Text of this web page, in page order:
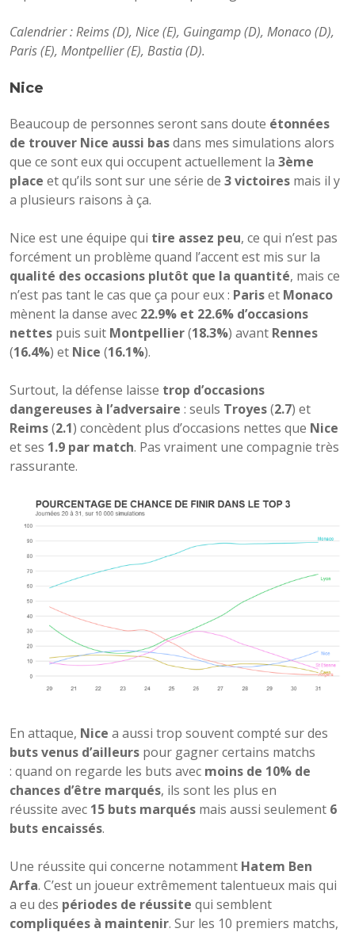
Calendrier : Reims (D), Nice (E), Guingamp (D), Monaco (D),
Paris (E), Montpellier (E), Bastia (D).
Nice
Beaucoup de personnes seront sans doute étonnées
de trouver Nice aussi basdans mes simulations alors
que ce sont eux qui occupent actuellement la 3ème
place et qu’ils sont sur une série de 3 victoires mais il y
a plusieurs raisons à ça.
Nice est une équipe qui tire assez peu, ce qui n’est pas
forcément un problème quand l’accent est mis sur la
qualité des occasions plutôt que la quantité, mais ce
n’est pas tant le cas que ça pour eux : Pariset Monaco
mènent la danse avec 22.9% et 22.6% d’occasions
nettes puis suit Montpellier(18.3%) avant Rennes
(16.4%) et Nice (16.1%).
Surtout, la défense laisse trop d’occasions
dangereuses à l’adversaire : seuls Troyes(2.7) et
Reims(2.1) concèdent plus d’occasions nettes que Nice
et ses 1.9 par match. Pas vraiment une compagnie très
rassurante.
En attaque, Nice a aussi trop souvent compté sur des
buts venus d’ailleurs pour gagner certains matchs
: quand on regarde les buts avec moins de 10% de
chances d’être marqués, ils sont les plus en
réussite avec 15 buts marqués mais aussi seulement 6
buts encaissés.
Une réussite qui concerne notamment Hatem Ben
Arfa. C’est un joueur extrêmement talentueux mais qui
a eu des périodes de réussite qui semblent
compliquées à maintenir. Sur les 10 premiers matchs,